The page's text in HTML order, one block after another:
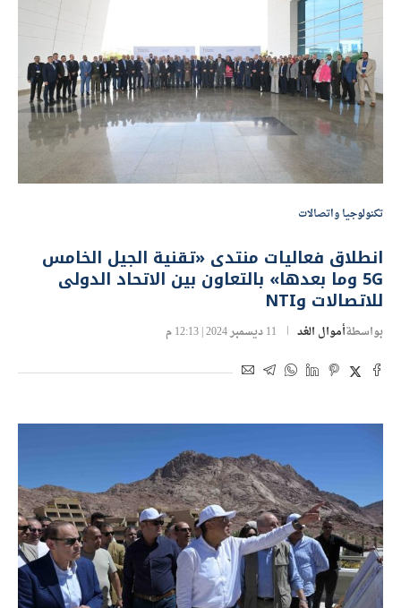
تكنولوجيا واتصالات
انطلاق فعاليات منتدى «تقنية الجيل الخامس
5G وما بعدها» بالتعاون بين الاتحاد الدولى
للاتصالات وNTI
بواسطةأموال الغد 11 ديسمبر 2024 | 12:13 م